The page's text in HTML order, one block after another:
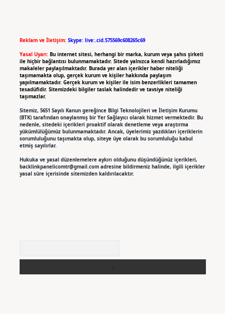
Reklam ve İletişim: Skype: live:.cid.575569c608265c69
Yasal Uyarı: Bu internet sitesi, herhangi bir marka, kurum veya şahıs şirketi
ile hiçbir bağlantısı bulunmamaktadır. Sitede yalnızca kendi hazırladığımız
makaleler paylaşılmaktadır. Burada yer alan içerikler haber niteliği
taşımamakta olup, gerçek kurum ve kişiler hakkında paylaşım
yapılmamaktadır. Gerçek kurum ve kişiler ile isim benzerlikleri tamamen
tesadüfidir. Sitemizdeki bilgiler taslak halindedir ve tavsiye niteliği
taşımazlar.
Sitemiz, 5651 Sayılı Kanun gereğince Bilgi Teknolojileri ve İletişim Kurumu
(BTK) tarafından onaylanmış bir Yer Sağlayıcı olarak hizmet vermektedir. Bu
nedenle, sitedeki içerikleri proaktif olarak denetleme veya araştırma
yükümlülüğümüz bulunmamaktadır. Ancak, üyelerimiz yazdıkları içeriklerin
sorumluluğunu taşımakta olup, siteye üye olarak bu sorumluluğu kabul
etmiş sayılırlar.
Hukuka ve yasal düzenlemelere aykırı olduğunu düşündüğünüz içerikleri,
backlinkpanelicomtr@gmail.comadresine bildirmeniz halinde, ilgili içerikler
yasal süre içerisinde sitemizden kaldırılacaktır.